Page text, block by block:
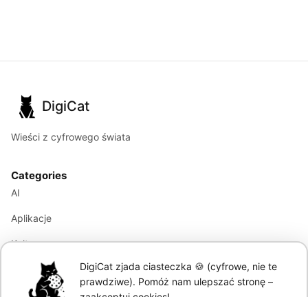
DigiCat
Wieści z cyfrowego świata
Categories
AI
Aplikacje
Kultura
Marketing
Modele językowe
DigiCat zjada ciasteczka 🍪 (cyfrowe, nie te
prawdziwe). Pomóż nam ulepszać stronę –